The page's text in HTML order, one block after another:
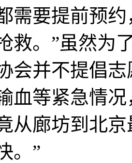
需要提前预
救。”虽然为
会并不提倡
血等紧急情
从廊坊到北
。”